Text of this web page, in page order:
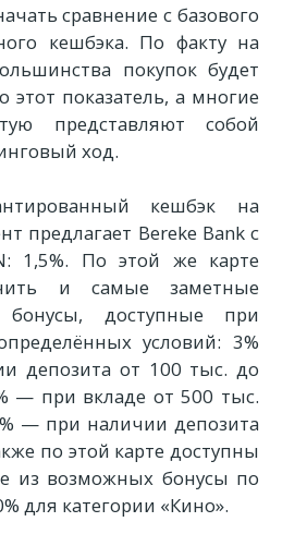
сравнение с базового
кешбэка. По факту на
покупок будет
этот показатель, а многие
представляют собой
ход.
кешбэк на
предлагает Bereke Bank с
1,5%. По этой же карте
и самые заметные
доступные при
условий: 3%
депозита от 100 тыс. до
— при вкладе от 500 тыс.
— при наличии депозита
по этой карте доступны
из возможных бонусы по
для категории «Кино».